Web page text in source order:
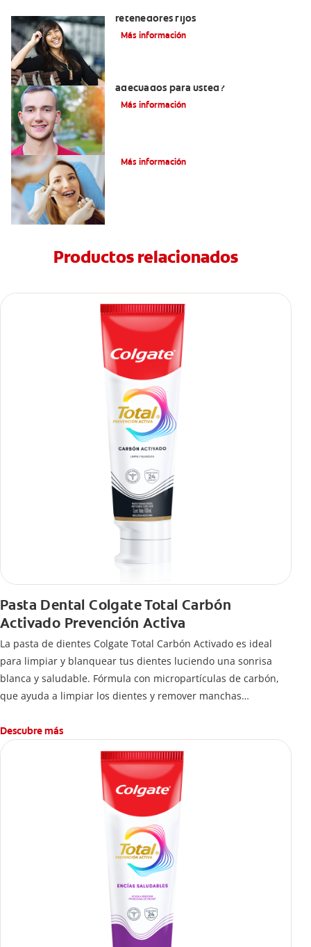
retenedores fijos
Más información
adecuados para usted?
Más información
Más información
Productos relacionados
Pasta Dental Colgate Total Carbón
Activado Prevención Activa
La pasta de dientes Colgate Total Carbón Activado es ideal
para limpiar y blanquear tus dientes luciendo una sonrisa
blanca y saludable. Fórmula con micropartículas de carbón,
que ayuda a limpiar los dientes y remover manchas
¿Qué hace el carbón activado en una pasta dental y por qué
se usa para ayudar a remover manchas superficiales?
También encontrarás cómo incluirla en tu rutina, en casa o de
viaje, con tips de cepillado para una sonrisa sana.
Descubre más